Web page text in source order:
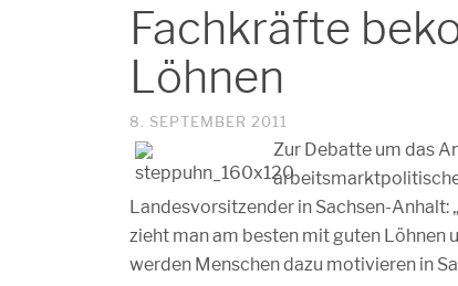
Fachkräfte
Löhnen
8. SEPTEMBER 2011
Zur Debatte um das
Landesvorsitzender in Sachsen-Anhalt:
zieht man am besten mit guten Löhnen
werden Menschen dazu motivieren in